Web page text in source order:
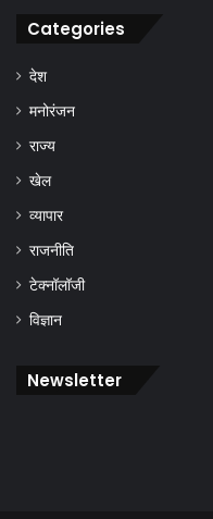
Categories
देश
मनोरंजन
राज्य
खेल
व्यापार
राजनीति
टेक्नॉलॉजी
विज्ञान
Newsletter